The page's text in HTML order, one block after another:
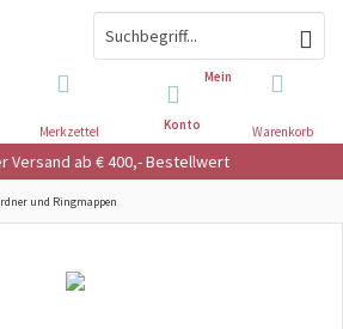
Versand ab € 400,- Bestellwert
Warenkorb
Merkzettel
Mein
Konto
und Ringmappen